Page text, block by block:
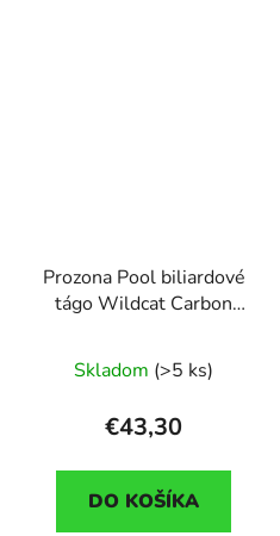
Prozona Pool biliardové
tágo Wildcat Carbon
Skladom (>5 ks)
€43,30
DO KOŠÍKA